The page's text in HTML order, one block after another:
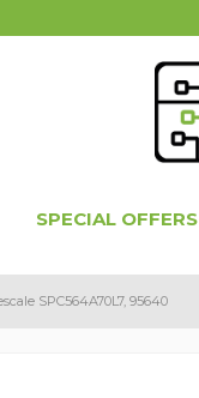
SPECIAL OFFERS
SPC564A70L7, 95640